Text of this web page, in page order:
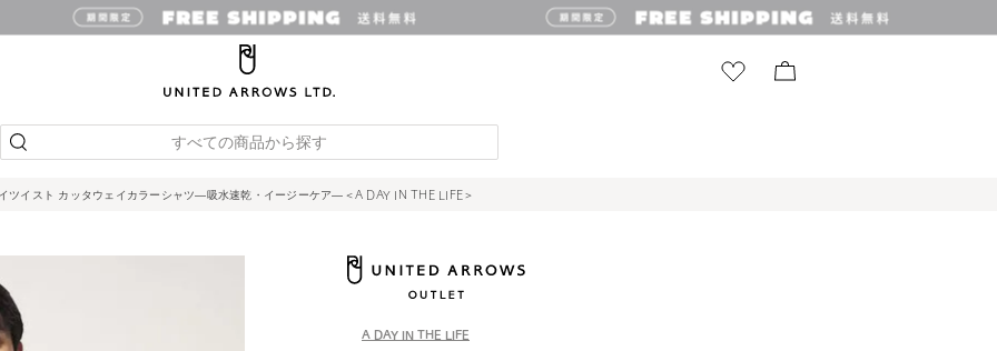
すべての商品から探す
ツイスト カッタウェイカラーシャツ―吸水速乾・イージーケア―＜A DAY IN THE LIFE＞
A DAY IN THE LIFE